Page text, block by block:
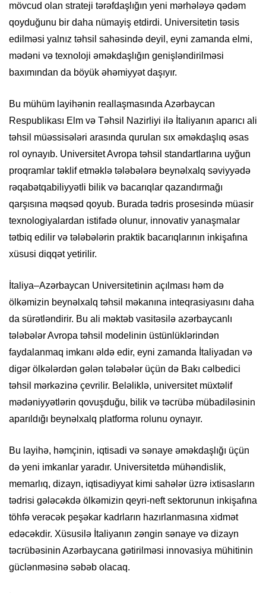
mövcud olan strateji tərəfdaşlığın yeni mərhələyə qədəm
qoyduğunu bir daha nümayiş etdirdi. Universitetin təsis
edilməsi yalnız təhsil sahəsində deyil, eyni zamanda elmi,
mədəni və texnoloji əməkdaşlığın genişləndirilməsi
baxımından da böyük əhəmiyyət daşıyır.
Bu mühüm layihənin reallaşmasında Azərbaycan
Respublikası Elm və Təhsil Nazirliyi ilə İtaliyanın aparıcı ali
təhsil müəssisələri arasında qurulan sıx əməkdaşlıq əsas
rol oynayıb. Universitet Avropa təhsil standartlarına uyğun
proqramlar təklif etməklə tələbələrə beynəlxalq səviyyədə
rəqabətqabiliyyətli bilik və bacarıqlar qazandırmağı
qarşısına məqsəd qoyub. Burada tədris prosesində müasir
texnologiyalardan istifadə olunur, innovativ yanaşmalar
tətbiq edilir və tələbələrin praktik bacarıqlarının inkişafına
xüsusi diqqət yetirilir.
İtaliya–Azərbaycan Universitetinin açılması həm də
ölkəmizin beynəlxalq təhsil məkanına inteqrasiyasını daha
da sürətləndirir. Bu ali məktəb vasitəsilə azərbaycanlı
tələbələr Avropa təhsil modelinin üstünlüklərindən
faydalanmaq imkanı əldə edir, eyni zamanda İtaliyadan və
digər ölkələrdən gələn tələbələr üçün də Bakı cəlbedici
təhsil mərkəzinə çevrilir. Beləliklə, universitet müxtəlif
mədəniyyətlərin qovuşduğu, bilik və təcrübə mübadiləsinin
aparıldığı beynəlxalq platforma rolunu oynayır.
Bu layihə, həmçinin, iqtisadi və sənaye əməkdaşlığı üçün
də yeni imkanlar yaradır. Universitetdə mühəndislik,
memarlıq, dizayn, iqtisadiyyat kimi sahələr üzrə ixtisasların
tədrisi gələcəkdə ölkəmizin qeyri-neft sektorunun inkişafına
töhfə verəcək peşəkar kadrların hazırlanmasına xidmət
edəcəkdir. Xüsusilə İtaliyanın zəngin sənaye və dizayn
təcrübəsinin Azərbaycana gətirilməsi innovasiya mühitinin
güclənməsinə səbəb olacaq.